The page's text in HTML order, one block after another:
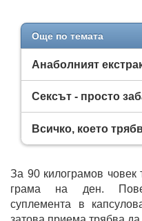
Още по темата
Анаболният
За 90 килограмов
грама на ден.
суплемента в